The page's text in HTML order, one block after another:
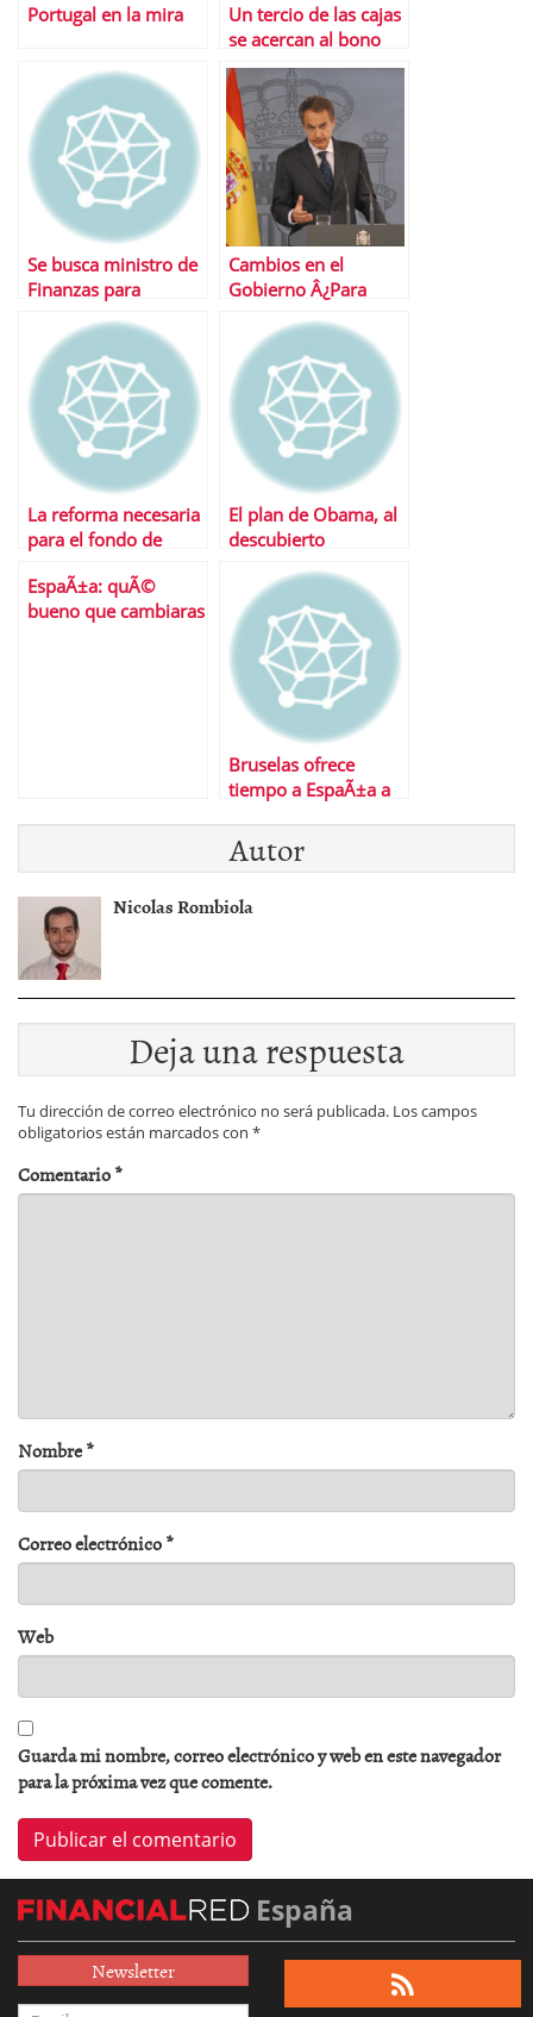
Portugal en la mira
Un tercio de las cajas
se acercan al bono
basura
Se busca ministro de
Finanzas para
curriculum
Cambios en el
Gobierno Â¿Para
La reforma necesaria
para el fondo de
El plan de Obama, al
descubierto
EspaÃ±a: quÃ©
bueno que cambiaras
Bruselas ofrece
tiempo a EspaÃ±a a
ajustes
Autor
Nicolas Rombiola
Deja una respuesta
Tu dirección de correo electrónico no será publicada. Los campos
obligatorios están marcados con *
Comentario*
Nombre*
Correo electrónico*
Web
Guarda mi nombre, correo electrónico y web en este navegador
para la próxima vez que comente.
España
Newsletter